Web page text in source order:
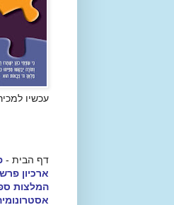
עכשיו
דף הבית -
ארכיון
המלצות